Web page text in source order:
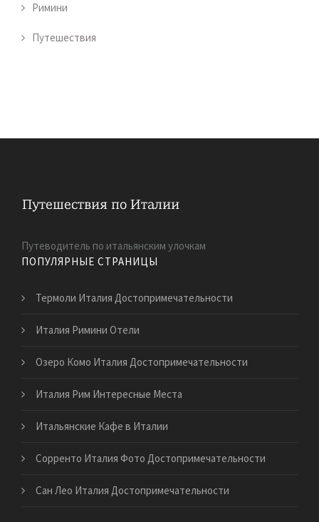
Римини
Путешествия
Путеводитель по итальянским улочкам
ПОПУЛЯРНЫЕ СТРАНИЦЫ
Термоли Италия Достопримечательности
Италия Римини Отели
Озеро Комо Италия Достопримечательности
Италия Рим Интересные Места
Итальянские Кафе в Италии
Сорренто Италия Фото Достопримечательности
Сан Лео Италия Достопримечательности